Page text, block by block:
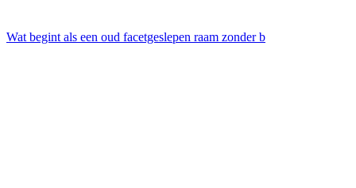
Wat begint als een oud facetgeslepen raam zonder b